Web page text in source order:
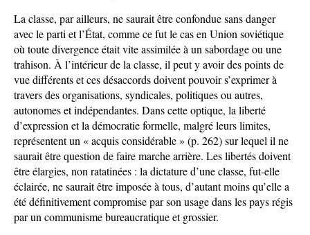
La classe, par ailleurs, ne saurait être confondue sans danger
avec le parti et l’État, comme ce fut le cas en Union soviétique
où toute divergence était vite assimilée à un sabordage ou une
trahison. À l’intérieur de la classe, il peut y avoir des points de
vue différents et ces désaccords doivent pouvoir s’exprimer à
travers des organisations, syndicales, politiques ou autres,
autonomes et indépendantes. Dans cette optique, la liberté
d’expression et la démocratie formelle, malgré leurs limites,
représentent un « acquis considérable » (p. 262) sur lequel il ne
saurait être question de faire marche arrière. Les libertés doivent
être élargies, non ratatinées : la dictature d’une classe, fut-elle
éclairée, ne saurait être imposée à tous, d’autant moins qu’elle a
été définitivement compromise par son usage dans les pays régis
par un communisme bureaucratique et grossier.